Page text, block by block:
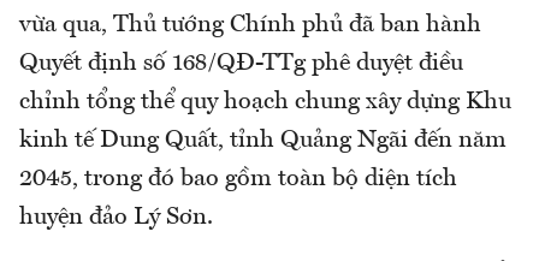
vừa qua, Thủ tướng Chính phủ đã ban hành
Quyết định số 168/QĐ-TTg phê duyệt điều
chỉnh tổng thể quy hoạch chung xây dựng Khu
kinh tế Dung Quất, tỉnh Quảng Ngãi đến năm
2045, trong đó bao gồm toàn bộ diện tích
huyện đảo Lý Sơn.